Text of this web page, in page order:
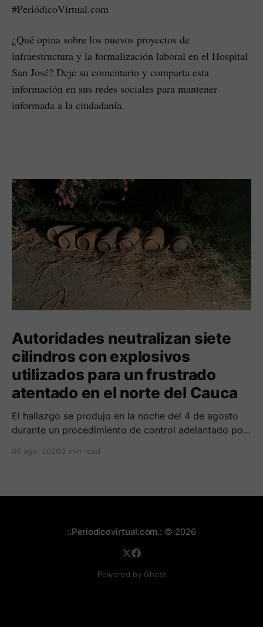
#PeriódicoVirtual.com
¿Qué opina sobre los nuevos proyectos de
infraestructura y la formalización laboral en el Hospital
San José? Deje su comentario y comparta esta
información en sus redes sociales para mantener
informada a la ciudadanía.
Autoridades neutralizan siete
cilindros con explosivos
utilizados para un frustrado
atentado en el norte del Cauca
El hallazgo se produjo en la noche del 4 de agosto
durante un procedimiento de control adelantado por
06 ago. 2026 2 min read
:.Periodicovirtual.com.: © 2026
Powered by Ghost